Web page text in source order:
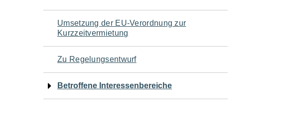
Navigation
für
den
Seiteninhalt
Umsetzung der EU-Verordnung zur
Kurzzeitvermietung
Zu Regelungsentwurf
Betroffene Interessenbereiche